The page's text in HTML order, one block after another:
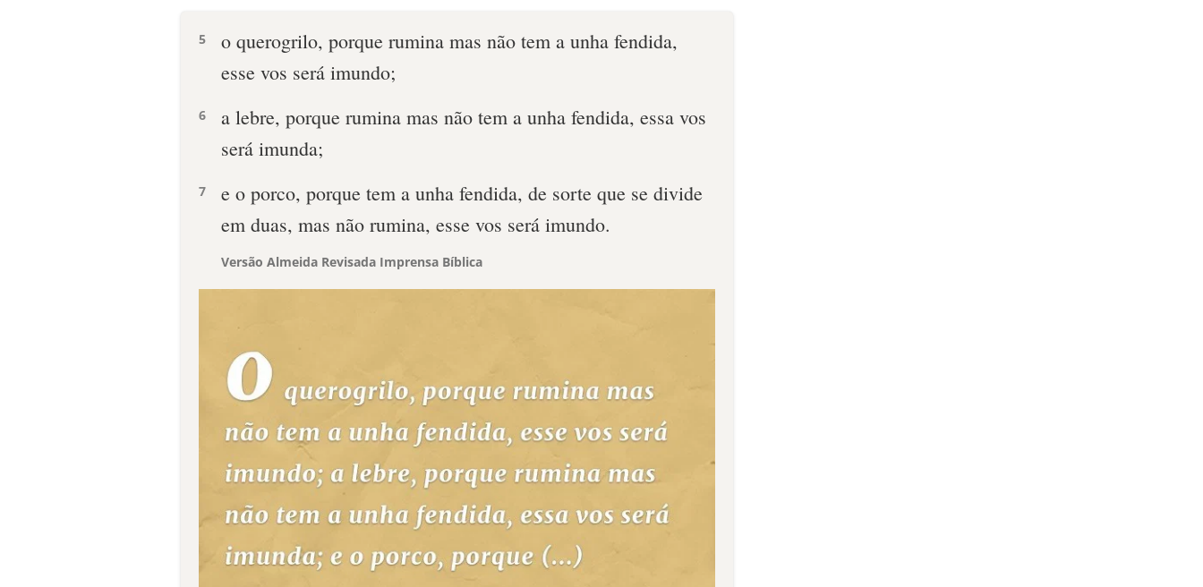
5
o querogrilo, porque rumina mas não tem a unha fendida,
esse vos será imundo;
6
a lebre, porque rumina mas não tem a unha fendida, essa vos
será imunda;
7
e o porco, porque tem a unha fendida, de sorte que se divide
em duas, mas não rumina, esse vos será imundo.
Versão Almeida Revisada Imprensa Bíblica